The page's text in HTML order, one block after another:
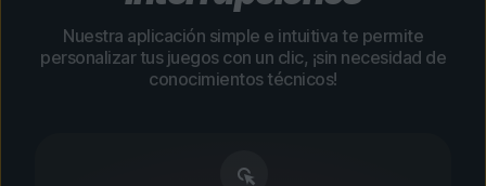
Nuestra aplicación simple e intuitiva te permite
personalizar tus juegos con un clic, ¡sin necesidad de
conocimientos técnicos!